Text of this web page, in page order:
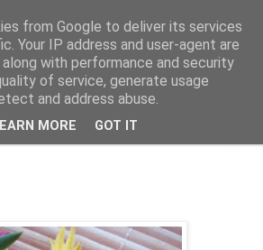
from Google to deliver its services
Your IP address and user-agent are
with performance and security
of service, generate usage
and address abuse.
MORE GOT IT